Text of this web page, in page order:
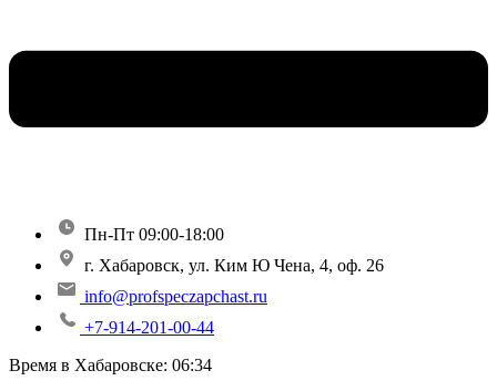
Пн-Пт 09:00-18:00
г. Хабаровск, ул. Ким Ю Чена, 4, оф. 26
info@profspeczapchast.ru
+7-914-201-00-44
Время в Хабаровске: 06:34